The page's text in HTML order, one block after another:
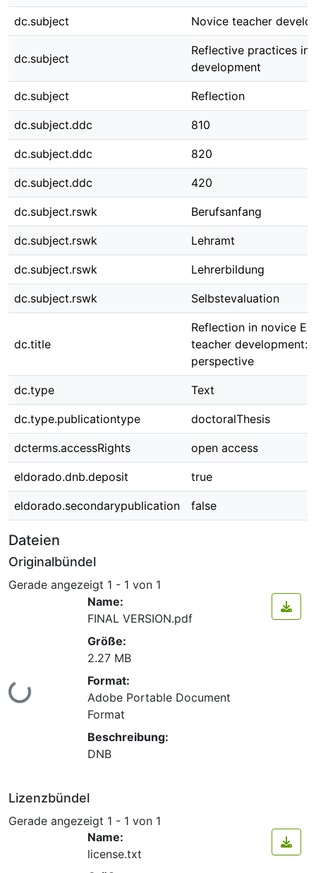
dc.subject Novice teacher
dc.subject
Reflective practices in
development
dc.subject Reflection
dc.subject.ddc 810
dc.subject.ddc 820
dc.subject.ddc 420
dc.subject.rswk Berufsanfang
dc.subject.rswk Lehramt
dc.subject.rswk Lehrerbildung
dc.subject.rswk Selbstevaluation
dc.title
Reflection in novice
teacher development:
perspective
dc.type Text
dc.type.publicationtype doctoralThesis
dcterms.accessRights open access
eldorado.dnb.deposit true
eldorado.secondarypublication false
Dateien
Originalbündel
Gerade angezeigt 1 - 1 von 1
Name:
FINAL VERSION.pdf
Größe:
2.27 MB
Format:
Adobe Portable Document
Format
Beschreibung:
DNB
Lizenzbündel
Gerade angezeigt 1 - 1 von 1
Name:
license.txt